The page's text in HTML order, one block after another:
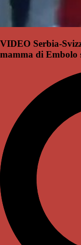
VIDEO Serbia-
mamma di Embolo